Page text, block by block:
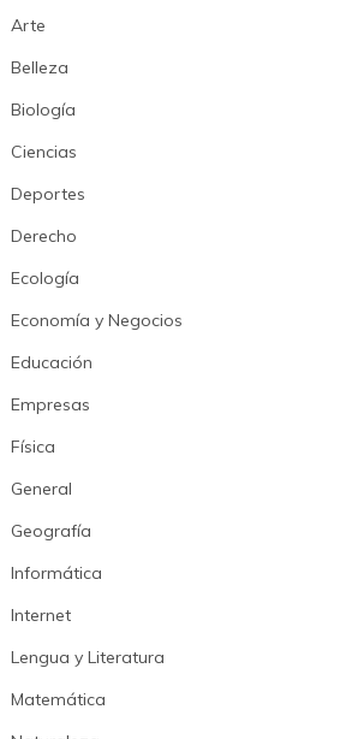
Arte
Belleza
Biología
Ciencias
Deportes
Derecho
Ecología
Economía y Negocios
Educación
Empresas
Física
General
Geografía
Informática
Internet
Lengua y Literatura
Matemática